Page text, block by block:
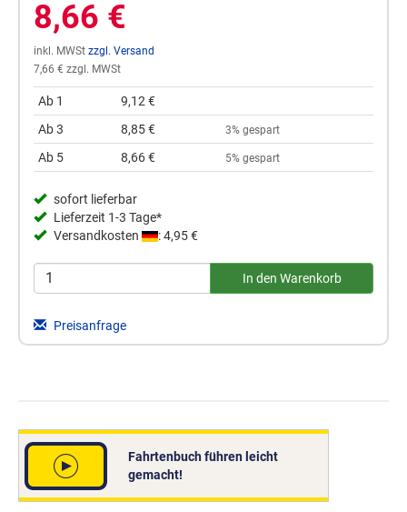
8,66 €
inkl. MWSt zzgl. Versand
7,66 € zzgl. MWSt
Ab 1
9,12 €
Ab 3
8,85 € 3% gespart
Ab 5 8,66 € 5% gespart
sofort lieferbar
Lieferzeit 1-3 Tage*
Versandkosten
: 4,95 €
Preisanfrage
Fahrtenbuch führen leicht
gemacht!